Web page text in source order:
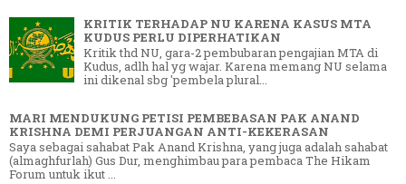
KRITIK TERHADAP NU KARENA KASUS MTA
KUDUS PERLU DIPERHATIKAN
Kritik thd NU, gara-2 pembubaran pengajian MTA di
Kudus, adlh hal yg wajar. Karena memang NU selama
ini dikenal sbg 'pembela plural...
MARI MENDUKUNG PETISI PEMBEBASAN PAK ANAND
KRISHNA DEMI PERJUANGAN ANTI-KEKERASAN
Saya sebagai sahabat Pak Anand Krishna, yang juga adalah sahabat
(almaghfurlah) Gus Dur, menghimbau para pembaca The Hikam
Forum untuk ikut ...